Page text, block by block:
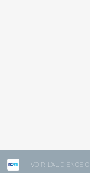
VOIR L'AUDIENCE